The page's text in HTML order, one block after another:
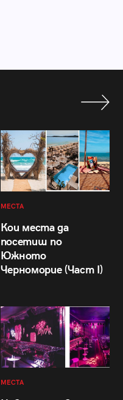
МЕСТА
Кои места да
посетиш по
Южното
Черноморие (Част I)
МЕСТА